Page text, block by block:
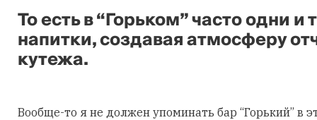
То есть в “Горьком” часто одни
напитки, создавая атмосферу
кутежа.
Вообще-то я не должен упоминать бар “Горький” в